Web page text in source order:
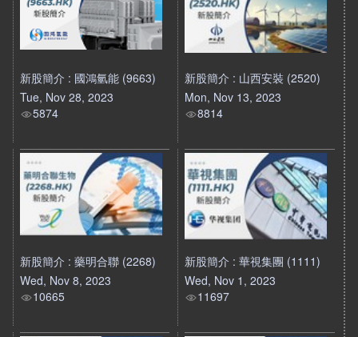
新股簡介 : 國鴻氫能 (9663)
Tue, Nov 28, 2023
5874
新股簡介 : 山西安裝 (2520)
Mon, Nov 13, 2023
8814
新股簡介 : 藥明合聯 (2268)
Wed, Nov 8, 2023
10665
新股簡介 : 華視集團 (1111)
Wed, Nov 1, 2023
11697